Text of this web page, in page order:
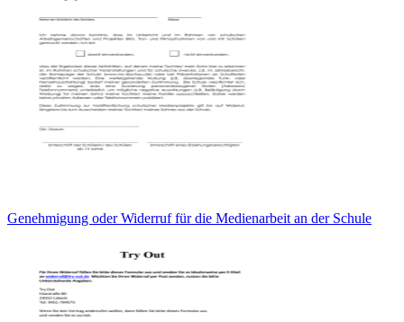
Genehmigung oder Widerruf für die Medienarbeit an der Schule